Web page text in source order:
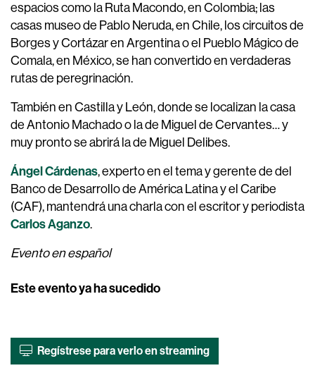
espacios como la Ruta Macondo, en Colombia; las
casas museo de Pablo Neruda, en Chile, los circuitos de
Borges y Cortázar en Argentina o el Pueblo Mágico de
Comala, en México, se han convertido en verdaderas
rutas de peregrinación.
También en Castilla y León, donde se localizan la casa
de Antonio Machado o la de Miguel de Cervantes… y
muy pronto se abrirá la de Miguel Delibes.
Ángel Cárdenas, experto en el tema y gerente de del
Banco de Desarrollo de América Latina y el Caribe
(CAF), mantendrá una charla con el escritor y periodista
Carlos Aganzo.
Evento en español
Este evento ya ha sucedido
Regístrese para verlo en streaming